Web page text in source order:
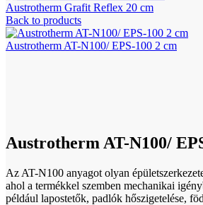
Austrotherm Grafit Reflex 20 cm
Back to products
Austrotherm AT-N100/ EPS-100 2 cm
Austrotherm AT-N100/
Az AT-N100 anyagot olyan
ahol a termékkel szemben mechanikai
például lapostetők, padlók hőszigetelése,